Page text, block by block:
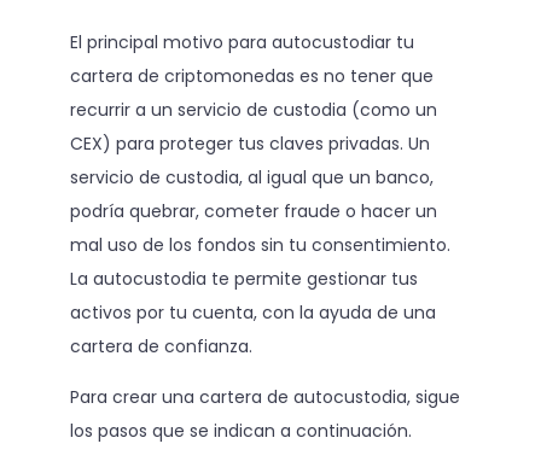
El principal motivo para autocustodiar tu
cartera de criptomonedas es no tener que
recurrir a un servicio de custodia (como un
CEX) para proteger tus claves privadas. Un
servicio de custodia, al igual que un banco,
podría quebrar, cometer fraude o hacer un
mal uso de los fondos sin tu consentimiento.
La autocustodia te permite gestionar tus
activos por tu cuenta, con la ayuda de una
cartera de confianza.
Para crear una cartera de autocustodia, sigue
los pasos que se indican a continuación.